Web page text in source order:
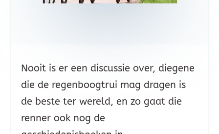
Nooit is er een discussie over, diegene
die de regenboogtrui mag dragen is
de beste ter wereld, en zo gaat die
renner ook nog de